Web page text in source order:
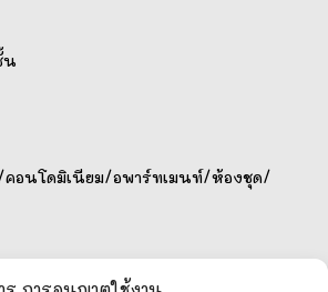
น
คอนโดมิเนียม/อพาร์ทเมนท์/ห้องชุด/